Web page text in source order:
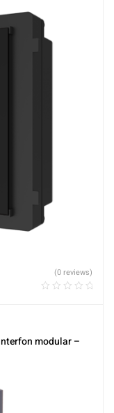
(0 reviews)
modular –